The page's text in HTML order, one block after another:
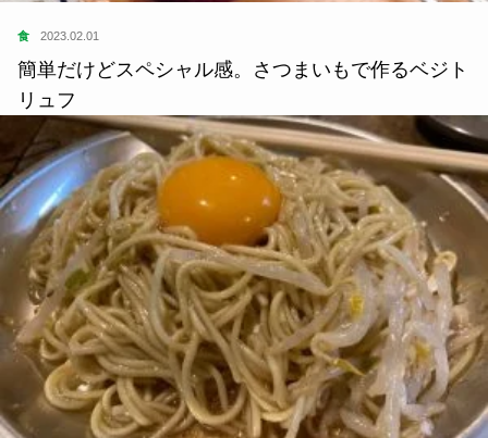
食 2023.02.01
簡単だけどスペシャル感。さつまいもで作るベジト
リュフ